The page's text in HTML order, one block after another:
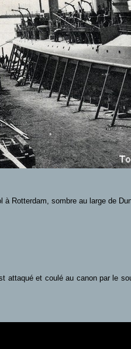
à Rotterdam, sombre au large de
attaqué et coulé au canon par le